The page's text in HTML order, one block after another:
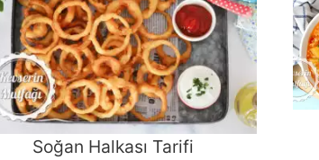
Soğan Halkası Tarifi